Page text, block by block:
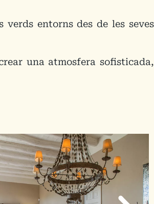
entorns des de les seves
una atmosfera sofisticada,